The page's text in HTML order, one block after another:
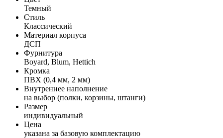
Темный
Стиль
Классический
Материал корпуса
ДСП
Фурнитура
Boyard, Blum, Hettich
Кромка
ПВХ (0,4 мм, 2 мм)
Внутреннее наполнение
на выбор (полки, корзины, штанги)
Размер
индивидуальный
Цена
указана за базовую комплектацию